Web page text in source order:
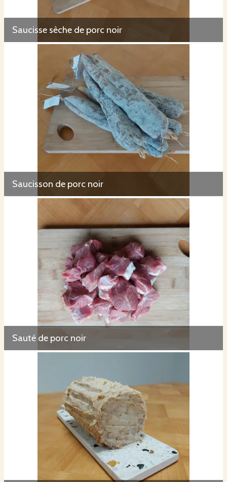
Saucisse sèche de porc noir
Saucisson de porc noir
Sauté de porc noir